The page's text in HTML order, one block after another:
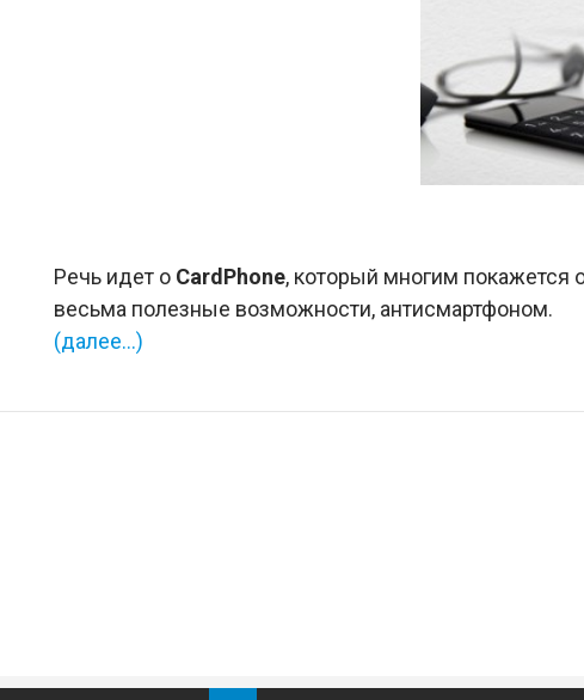
Речь идет о CardPhone, который многим покажется
весьма полезные возможности, антисмартфоном.
(далее…)